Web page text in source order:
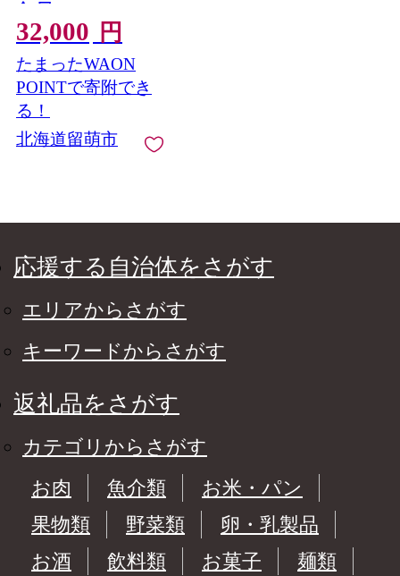
全3回 R001-079
32,000 円
たまったWAON
POINTで寄附でき
る！
北海道留萌市
応援する自治体をさがす
エリアからさがす
キーワードからさがす
返礼品をさがす
カテゴリからさがす
お肉
魚介類
お米・パン
果物類
野菜類
卵・乳製品
お酒
飲料類 お菓子
麺類